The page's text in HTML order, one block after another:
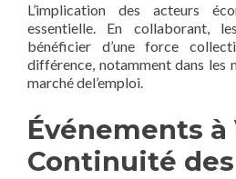
L’implication des acteurs
essentielle. En collaborant,
bénéficier d’une force
différence, notamment dans les
marché del’emploi.
Événements à
Continuité